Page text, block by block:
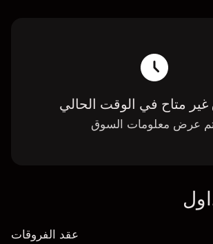
متاح في الوقت الحالي
عرض معلومات السوق
عقد الفروقات